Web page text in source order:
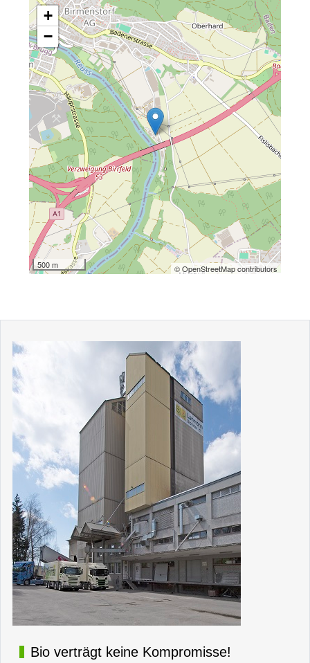
+
−
500 m © OpenStreetMap contributors
Bio verträgt keine Kompromisse!